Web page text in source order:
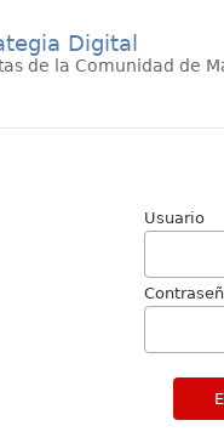
Digital
de la Comunidad de
Usuario